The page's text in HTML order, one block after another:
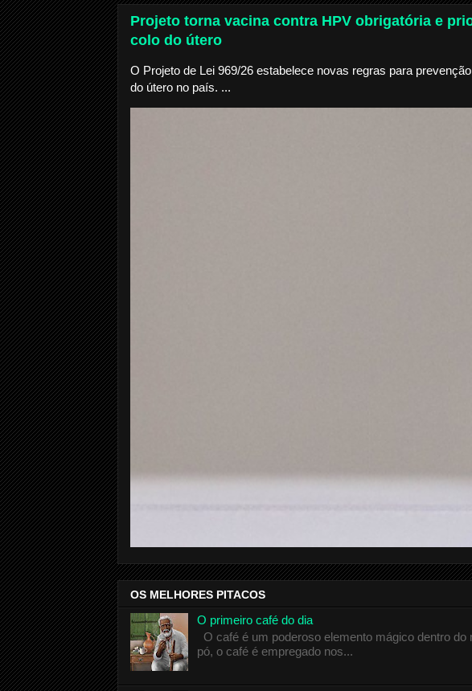
Projeto torna vacina contra HPV obrigatória e
colo do útero
O Projeto de Lei 969/26 estabelece novas regras para
do útero no país. ...
OS MELHORES PITACOS
O primeiro café do dia
O café é um poderoso elemento mágico dentro
pó, o café é empregado nos...